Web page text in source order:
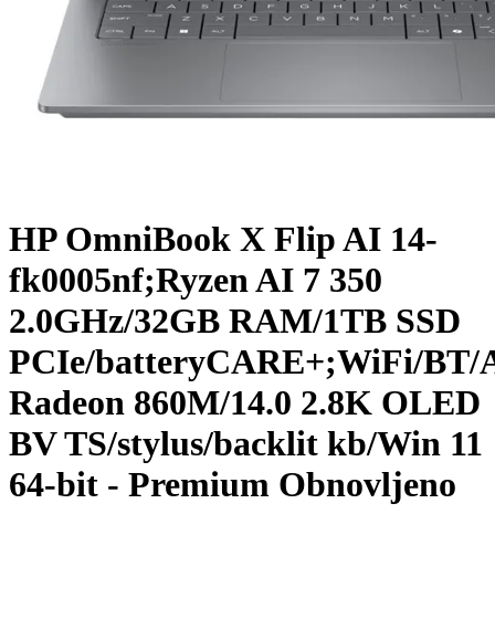
HP OmniBook X Flip AI 14-
fk0005nf;Ryzen AI 7 350
2.0GHz/32GB RAM/1TB SSD
PCIe/batteryCARE+;WiFi/BT/
Radeon 860M/14.0 2.8K OLED
BV TS/stylus/backlit kb/Win 11
64-bit - Premium Obnovljeno